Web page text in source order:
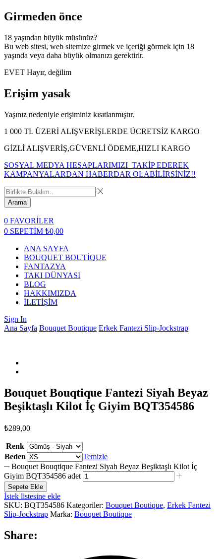
Girmeden önce
18 yaşından büyük müsünüz?
Bu web sitesi, web sitemize girmek ve içeriği görmek için 18
yaşında veya daha büyük olmanızı gerektirir.
EVET Hayır, değilim
Erişim yasak
Yaşınız nedeniyle erişiminiz kısıtlanmıştır.
1 000 TL ÜZERİ ALIŞVERİŞLERDE ÜCRETSİZ KARGO
GİZLİ ALIŞVERİŞ,GÜVENLİ ÖDEME,HIZLI KARGO
SOSYAL MEDYA HESAPLARIMIZI TAKİP EDEREK
KAMPANYALARDAN HABERDAR OLABİLİRSİNİZ!!
Arama
0 FAVORİLER
0 SEPETİM ₺0,00
ANA SAYFA
BOUQUET BOUTİQUE
FANTAZYA
TAKI DÜNYASI
BLOG
HAKKIMIZDA
İLETİŞİM
Sign In
Ana Sayfa Bouquet Boutique Erkek Fantezi Slip-Jockstrap
Bouquet Bouqtique Fantezi Siyah Beyaz
Beşiktaşlı Kilot İç Giyim BQT354586
₺289,00
Renk
Beden
Temizle
Bouquet Bouqtique Fantezi Siyah Beyaz Beşiktaşlı Kilot İç
Giyim BQT354586 adet
Sepete Ekle
İstek listesine ekle
SKU: BQT354586 Kategoriler: Bouquet Boutique, Erkek Fantezi
Slip-Jockstrap Marka: Bouquet Boutique
Share: